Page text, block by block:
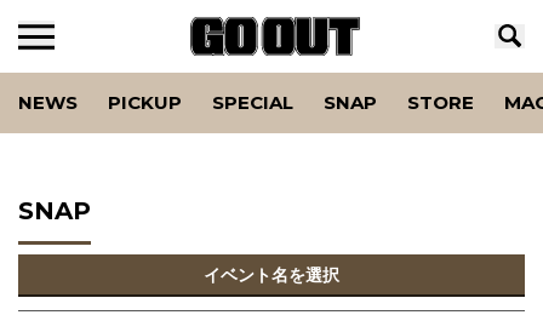
NEWS PICKUP SPECIAL SNAP STORE
SNAP
イベント名を選択